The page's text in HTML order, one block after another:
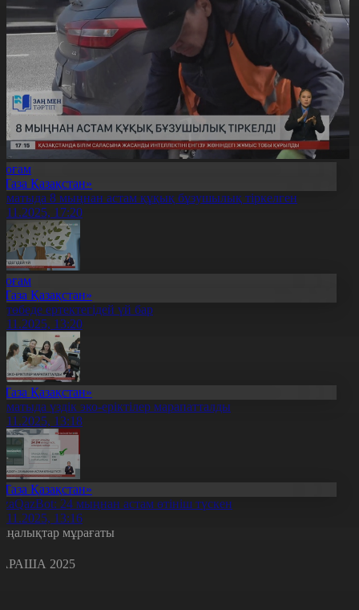
Қазақстан»
8 мыңнан астам құқық бұзушылық тіркелген
17:20
Қазақстан»
ертектегідей үй бар
13:20
Қазақстан»
үздік эко-еріктілер марапатталды
13:18
Қазақстан»
24 мыңнан астам өтініш түскен
13:16
мұрағаты
2025